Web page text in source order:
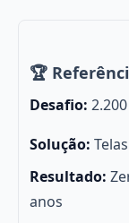
🏆
Desafio:
Solução:
Resultado:
anos